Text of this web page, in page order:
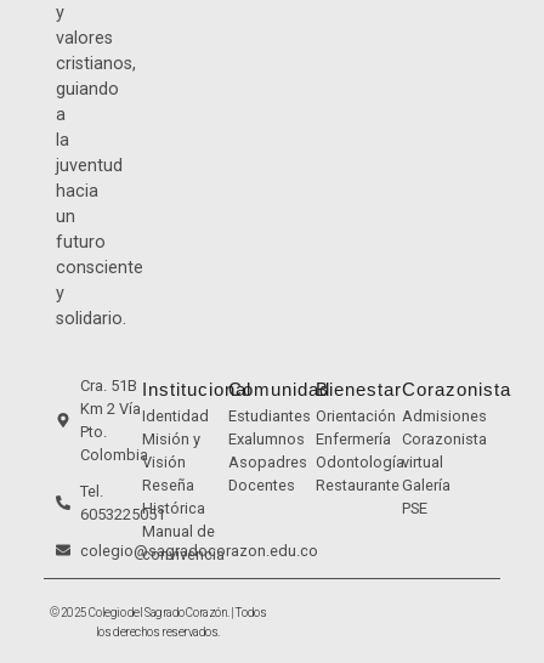
y
valores
cristianos,
guiando
a
la
juventud
hacia
un
futuro
consciente
y
solidario.
Cra. 51B
Km 2 Vía
Pto.
Colombia
Tel.
6053225051
colegio@sagradocorazon.edu.co
Institucional
Identidad
Misión y
Visión
Reseña
Histórica
Manual de
convivencia
Comunidad
Estudiantes
Exalumnos
Asopadres
Docentes
Bienestar
Orientación
Enfermería
Odontología
Restaurante
Corazonista
Admisiones
Corazonista
virtual
Galería
PSE
© 2025 Colegio del Sagrado Corazón. | Todos
los derechos reservados.